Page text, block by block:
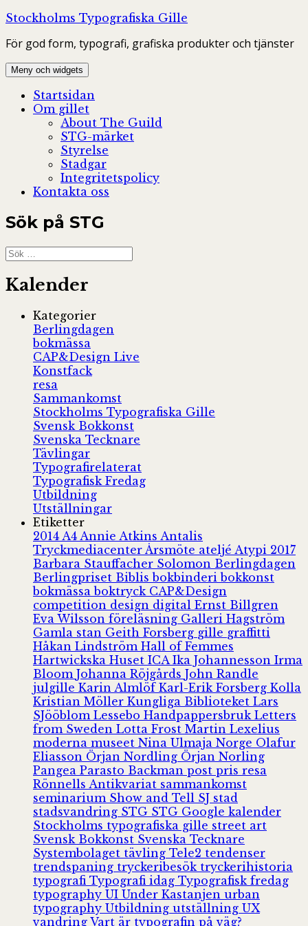
Hoppa
innehåll
Stockholms Typografiska Gille
För god form, typografi, grafiska produkter och tjänster
Meny och widgets
Startsidan
Om gillet
About The Guild
STG-märket
Styrelse
Stadgar
Integritetspolicy
Kontakta oss
Sök på STG
Sök
efter:
Kalender
Kategorier
Berlingdagen
bokmässa
CAP&Design Live
Konstfack
resa
Sammankomst
Stockholms Typografiska Gille
Svensk Bokkonst
Svenska Tecknare
Tävlingar
Typografirelaterat
Typografisk Fredag
Utbildning
Utställningar
Etiketter
2014 A4 Annie Atkins Antalis
Tryckmediacenter Årsmöte ateljé Atypi 2017
Barbara Stauffacher Solomon Berlingdagen
Berlingpriset Biblisbokbinderibokkonst
bokmässaboktryck CAP&Design
competition design digital Ernst Billgren
Eva Wilsson föreläsning Galleri Hagström
Gamla stan Geith Forsberg gille graffitti
Håkan Lindström Hall of Femmes
Hartwickska Huset ICA Ika Johannesson Irma
Bloom Johanna Röjgårds John Randle
julgille Karin Almlöf Karl-Erik Forsberg Kolla
Kristian Möller Kungliga Biblioteket Lars
SJööblom Lessebo Handpappersbruk Letters
from Sweden Lotta Frost Martin Lexelius
moderna museet Nina Ulmaja Norge Olafur
Eliasson Örjan Nordling Örjan Norling
Pangea Parasto Backman post pris resa
Rönnells Antikvariat sammankomst
seminarium Show and Tell SJ stad
stadsvandring STG STG Google kalender
Stockholms typografiska gille street art
Svensk Bokkonst Svenska Tecknare
Systembolaget tävling Tele2 tendenser
trendspaning tryckeribesök tryckerihistoria
typografi Typografi idag Typografisk fredag
typography UI Under Kastanjen urban
typography Utbildning utställning UX
vandring Vart är typografin på väg?